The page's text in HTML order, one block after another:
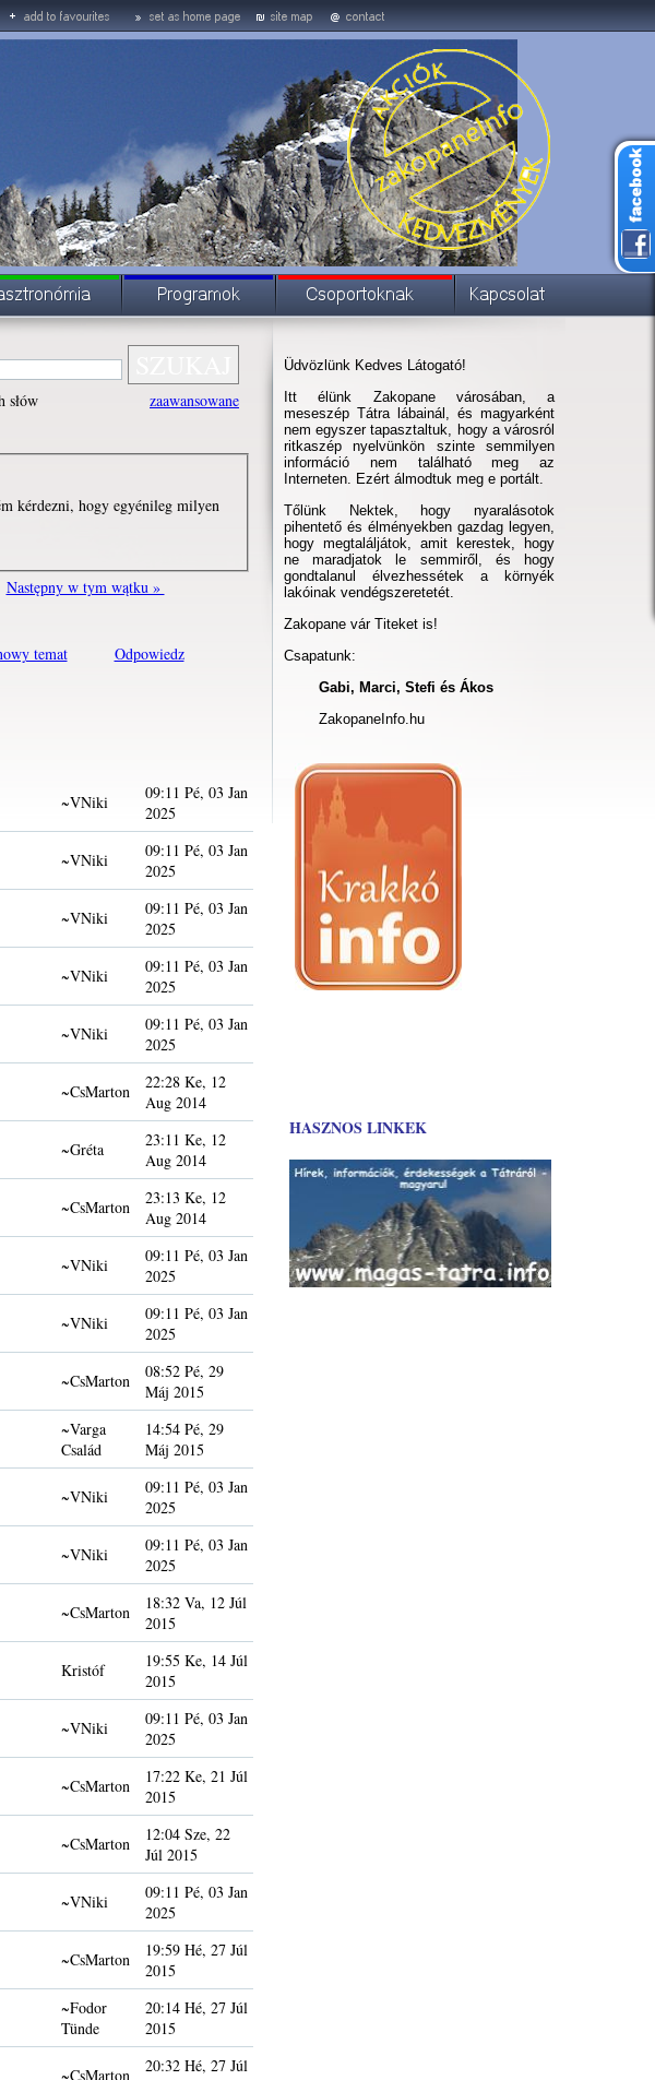
słów
zaawansowane
kérdezni, hogy egyénileg milyen
Następny w tym wątku »
temat
Odpowiedz
~VNiki
09:11 Pé, 03 Jan
2025
~VNiki
09:11 Pé, 03 Jan
2025
~VNiki
09:11 Pé, 03 Jan
2025
~VNiki
09:11 Pé, 03 Jan
2025
~VNiki
09:11 Pé, 03 Jan
2025
~CsMarton
22:28 Ke, 12
Aug 2014
~Gréta
23:11 Ke, 12
Aug 2014
~CsMarton
23:13 Ke, 12
Aug 2014
~VNiki
09:11 Pé, 03 Jan
2025
~VNiki
09:11 Pé, 03 Jan
2025
~CsMarton
08:52 Pé, 29
Máj 2015
~Varga
Család
14:54 Pé, 29
Máj 2015
~VNiki
09:11 Pé, 03 Jan
2025
~VNiki
09:11 Pé, 03 Jan
2025
~CsMarton
18:32 Va, 12 Júl
2015
Kristóf
19:55 Ke, 14 Júl
2015
~VNiki
09:11 Pé, 03 Jan
2025
~CsMarton
17:22 Ke, 21 Júl
2015
~CsMarton
12:04 Sze, 22
Júl 2015
~VNiki
09:11 Pé, 03 Jan
2025
~CsMarton
19:59 Hé, 27 Júl
2015
~Fodor
Tünde
20:14 Hé, 27 Júl
2015
~CsMarton
20:32 Hé, 27 Júl
Üdvözlünk Kedves Látogató!
Itt élünk Zakopane városában, a
meseszép Tátra lábainál, és magyarként
nem egyszer tapasztaltuk, hogy a városról
ritkaszép nyelvünkön szinte semmilyen
információ nem található meg az
Interneten. Ezért álmodtuk meg e portált.
Tőlünk Nektek, hogy nyaralásotok
pihentető és élményekben gazdag legyen,
hogy megtaláljátok, amit kerestek, hogy
ne maradjatok le semmiről, és hogy
gondtalanul élvezhessétek a környék
lakóinak vendégszeretetét.
Zakopane vár Titeket is!
Csapatunk:
Gabi, Marci, Stefi és Ákos
ZakopaneInfo.hu
HASZNOS LINKEK